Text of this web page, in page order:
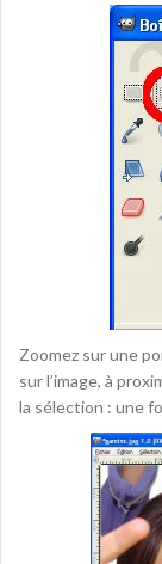
Zoomez sur une
sur l’image, à
la sélection : une